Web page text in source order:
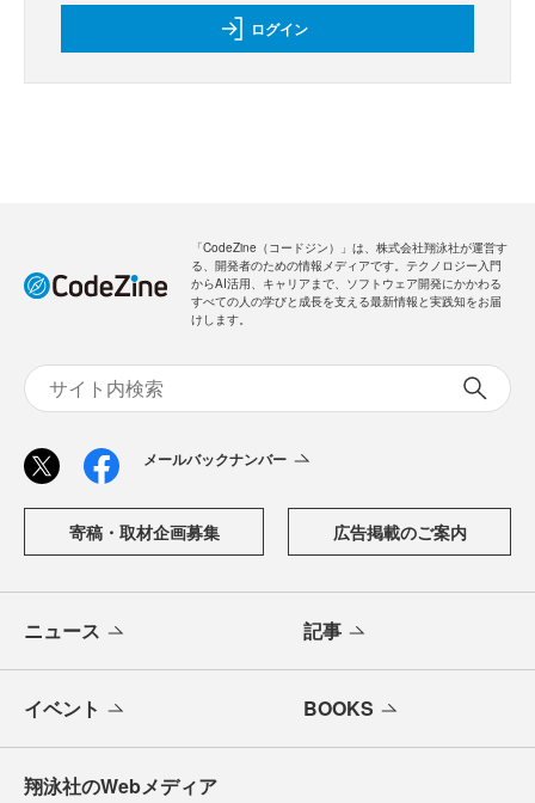
ログイン
「CodeZine（コードジン）」は、株式会社翔泳社が運営す
る、開発者のための情報メディアです。テクノロジー入門
からAI活用、キャリアまで、ソフトウェア開発にかかわる
すべての人の学びと成長を支える最新情報と実践知をお届
けします。
メールバックナンバー
寄稿・取材企画募集 広告掲載のご案内
ニュース 記事
イベント BOOKS
翔泳社のWebメディア